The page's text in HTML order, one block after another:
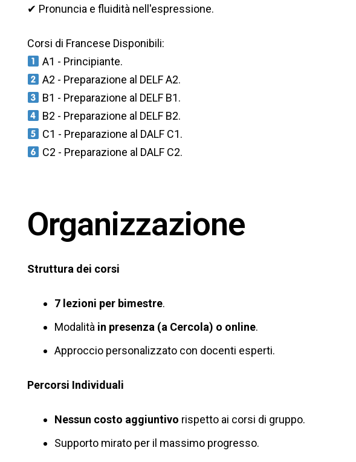
✔ Pronuncia e fluidità nell'espressione.
Corsi di Francese Disponibili:
A1 - Principiante.
A2 - Preparazione al DELF A2.
B1 - Preparazione al DELF B1.
B2 - Preparazione al DELF B2.
C1 - Preparazione al DALF C1.
C2 - Preparazione al DALF C2.
Organizzazione
Struttura dei corsi
7 lezioni per bimestre.
Modalità in presenza (a Cercola) o online.
Approccio personalizzato con docenti esperti.
Percorsi Individuali
Nessun costo aggiuntivo rispetto ai corsi di gruppo.
Supporto mirato per il massimo progresso.